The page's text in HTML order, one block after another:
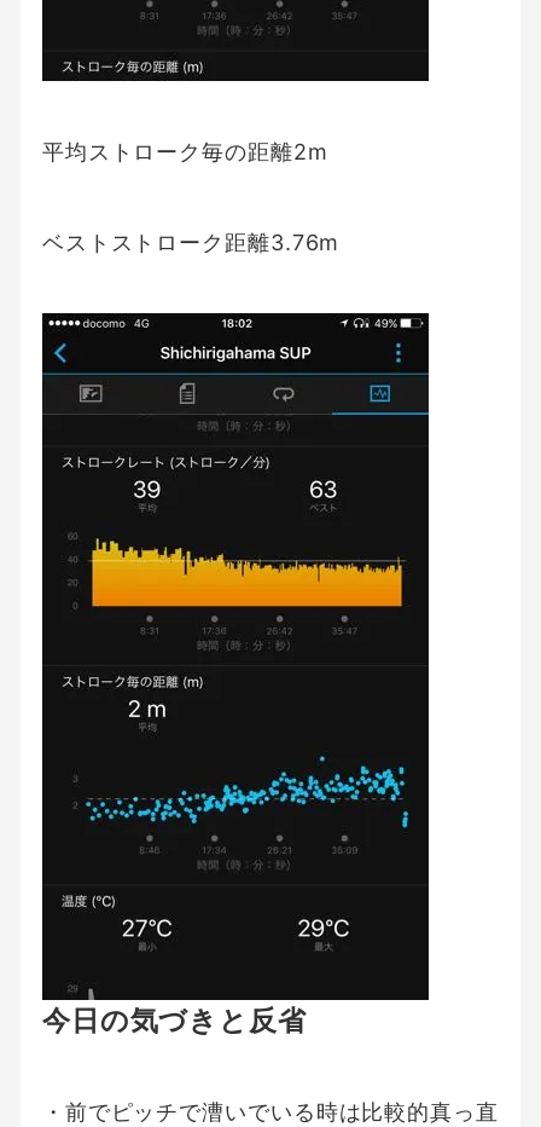
平均ストローク毎の距離2m
ベストストローク距離3.76m
今日の気づきと反省
・前でピッチで漕いでいる時は比較的真っ直